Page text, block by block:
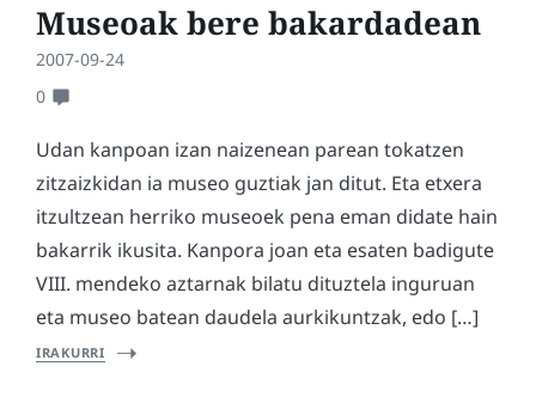
Museoak bere bakardadean
2007-09-24
0
Udan kanpoan izan naizenean parean tokatzen
zitzaizkidan ia museo guztiak jan ditut. Eta etxera
itzultzean herriko museoek pena eman didate hain
bakarrik ikusita. Kanpora joan eta esaten badigute
VIII. mendeko aztarnak bilatu dituztela inguruan
eta museo batean daudela aurkikuntzak, edo […]
IRAKURRI